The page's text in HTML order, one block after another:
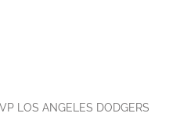
LOS ANGELES DODGERS